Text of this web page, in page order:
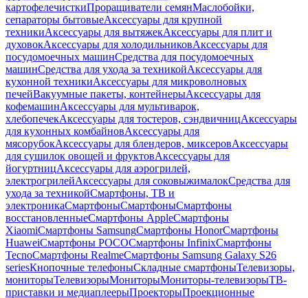
картофелечисткиПроращиватели семянМаслобойки,
сепараторы бытовыеАксессуары для крупной
техникиАксессуары для вытяжекАксессуары для плит и
духовокАксессуары для холодильниковАксессуары для
посудомоечных машинСредства для посудомоечных
машинСредства для ухода за техникойАксессуары для
кухонной техникиАксессуары для микроволновых
печейВакуумные пакеты, контейнерыАксессуары для
кофемашинАксессуары для мультиварок,
хлебопечекАксессуары для тостеров, сэндвичницАксессуары
для кухонных комбайновАксессуары для
мясорубокАксессуары для блендеров, миксеровАксессуары
для сушилок овощей и фруктовАксессуары для
йогуртницАксессуары для аэрогрилей,
электрогрилейАксессуары для соковыжималокСредства для
ухода за техникойСмартфоны, ТВ и
электроникаСмартфоныСмартфоныСмартфоны
восстановленныеСмартфоны AppleСмартфоны
XiaomiСмартфоны SamsungСмартфоны HonorСмартфоны
HuaweiСмартфоны POCOСмартфоны InfinixСмартфоны
TecnoСмартфоны RealmeСмартфоны Samsung Galaxy S26
seriesКнопочные телефоныСкладные смартфоныТелевизоры,
мониторыТелевизорыМониторыМониторы-телевизорыТВ-
приставки и медиаплеерыПроекторыПроекционные